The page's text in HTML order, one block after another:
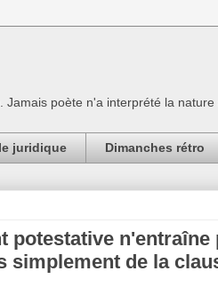
poète n'a interprété la
juridique Dimanches rétro
potestative n'entraîne
simplement de la